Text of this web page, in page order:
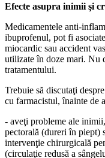
Efecte asupra inimii şi
Medicamentele anti-
ibuprofenul, pot fi
miocardic sau accident
utilizate în doze mari. Nu
tratamentului.
Trebuie să discutaţi
cu farmacistul, înainte de
- aveţi probleme ale
pectorală (dureri în piept)
intervenţie chirurgicală
(circulaţie redusă a